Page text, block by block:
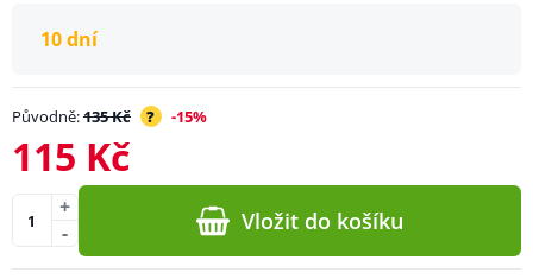
10 dní
Původně:135 Kč ? -15%
115 Kč
-
+ Vložit do košíku